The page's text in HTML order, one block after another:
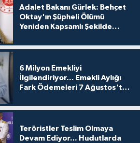
Adalet Bakanı Gürlek: Behçet
Oktay'ın Şüpheli Ölümü
Yeniden Kapsamlı Şekilde
6 Milyon Emekliyi
İlgilendiriyor... Emekli Aylığı
Fark Ödemeleri 7 Ağustos'ta
Teröristler Teslim Olmaya
Devam Ediyor... Hudutlarda